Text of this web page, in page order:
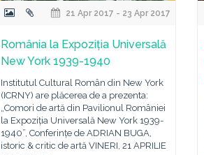
21 Apr 2017 - 23 Apr 2017
România la Expoziția Universală
New York 1939-1940
Institutul Cultural Român din New York
(ICRNY) are plăcerea de a prezenta:
„Comori de artă din Pavilionul României
la Expoziția Universală New York 1939-
1940”, Conferințe de ADRIAN BUGA,
istoric & critic de artă VINERI, 21 APRILIE